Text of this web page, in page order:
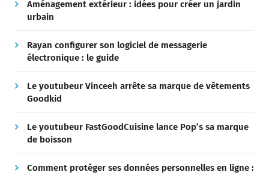
Aménagement extérieur : idées pour créer un jardin
urbain
Rayan configurer son logiciel de messagerie
électronique : le guide
Le youtubeur Vinceeh arrête sa marque de vêtements
Goodkid
Le youtubeur FastGoodCuisine lance Pop’s sa marque
de boisson
Comment protéger ses données personnelles en ligne :